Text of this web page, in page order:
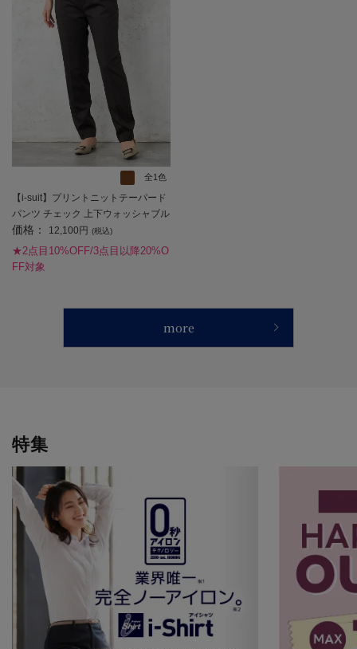
全1色
【i-suit】プリントニットテーパード
パンツ チェック 上下ウォッシャブル
ストレッチ 秋冬【レディース】
価格： 12,100円 (税込)
★2点目10%OFF/3点目以降20%O
FF対象
more
特集